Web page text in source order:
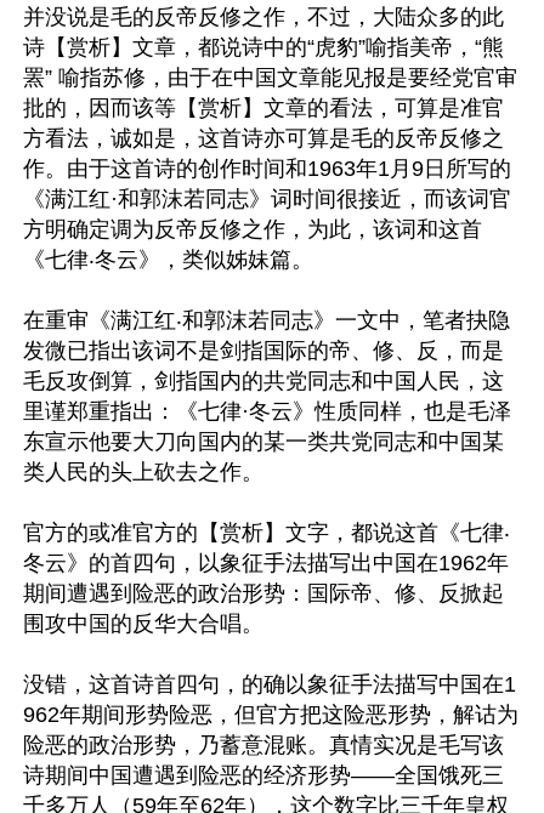
并没说是毛的反帝反修之作，不过，大陆众多的此
诗【赏析】文章，都说诗中的“虎豹”喻指美帝，“熊
罴” 喻指苏修，由于在中国文章能见报是要经党官审
批的，因而该等【赏析】文章的看法，可算是准官
方看法，诚如是，这首诗亦可算是毛的反帝反修之
作。由于这首诗的创作时间和1963年1月9日所写的
《满江红·和郭沫若同志》词时间很接近，而该词官
方明确定调为反帝反修之作，为此，该词和这首
《七律‧冬云》，类似姊妹篇。
在重审《满江红‧和郭沫若同志》一文中，笔者抉隐
发微已指出该词不是剑指国际的帝、修、反，而是
毛反攻倒算，剑指国内的共党同志和中国人民，这
里谨郑重指出：《七律·冬云》性质同样，也是毛泽
东宣示他要大刀向国内的某一类共党同志和中国某
类人民的头上砍去之作。
官方的或准官方的【赏析】文字，都说这首《七律‧
冬云》的首四句，以象征手法描写出中国在1962年
期间遭遇到险恶的政治形势：国际帝、修、反掀起
围攻中国的反华大合唱。
没错，这首诗首四句，的确以象征手法描写中国在1
962年期间形势险恶，但官方把这险恶形势，解诂为
险恶的政治形势，乃蓄意混账。真情实况是毛写该
诗期间中国遭遇到险恶的经济形势——全国饿死三
千多万人（59年至62年），这个数字比三千年皇权